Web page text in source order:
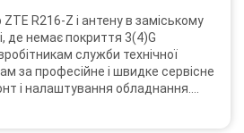
R216-Z і антену в заміському
де немає покриття 3(4)G
служби технічної
і швидке сервісне
і налаштування обладнання.
я не шкодую про прийняте
в компанії 3G star